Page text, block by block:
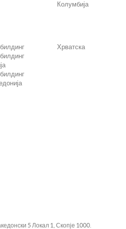
Колумбија
Хрватска
5 Локал 1, Скопје 1000.